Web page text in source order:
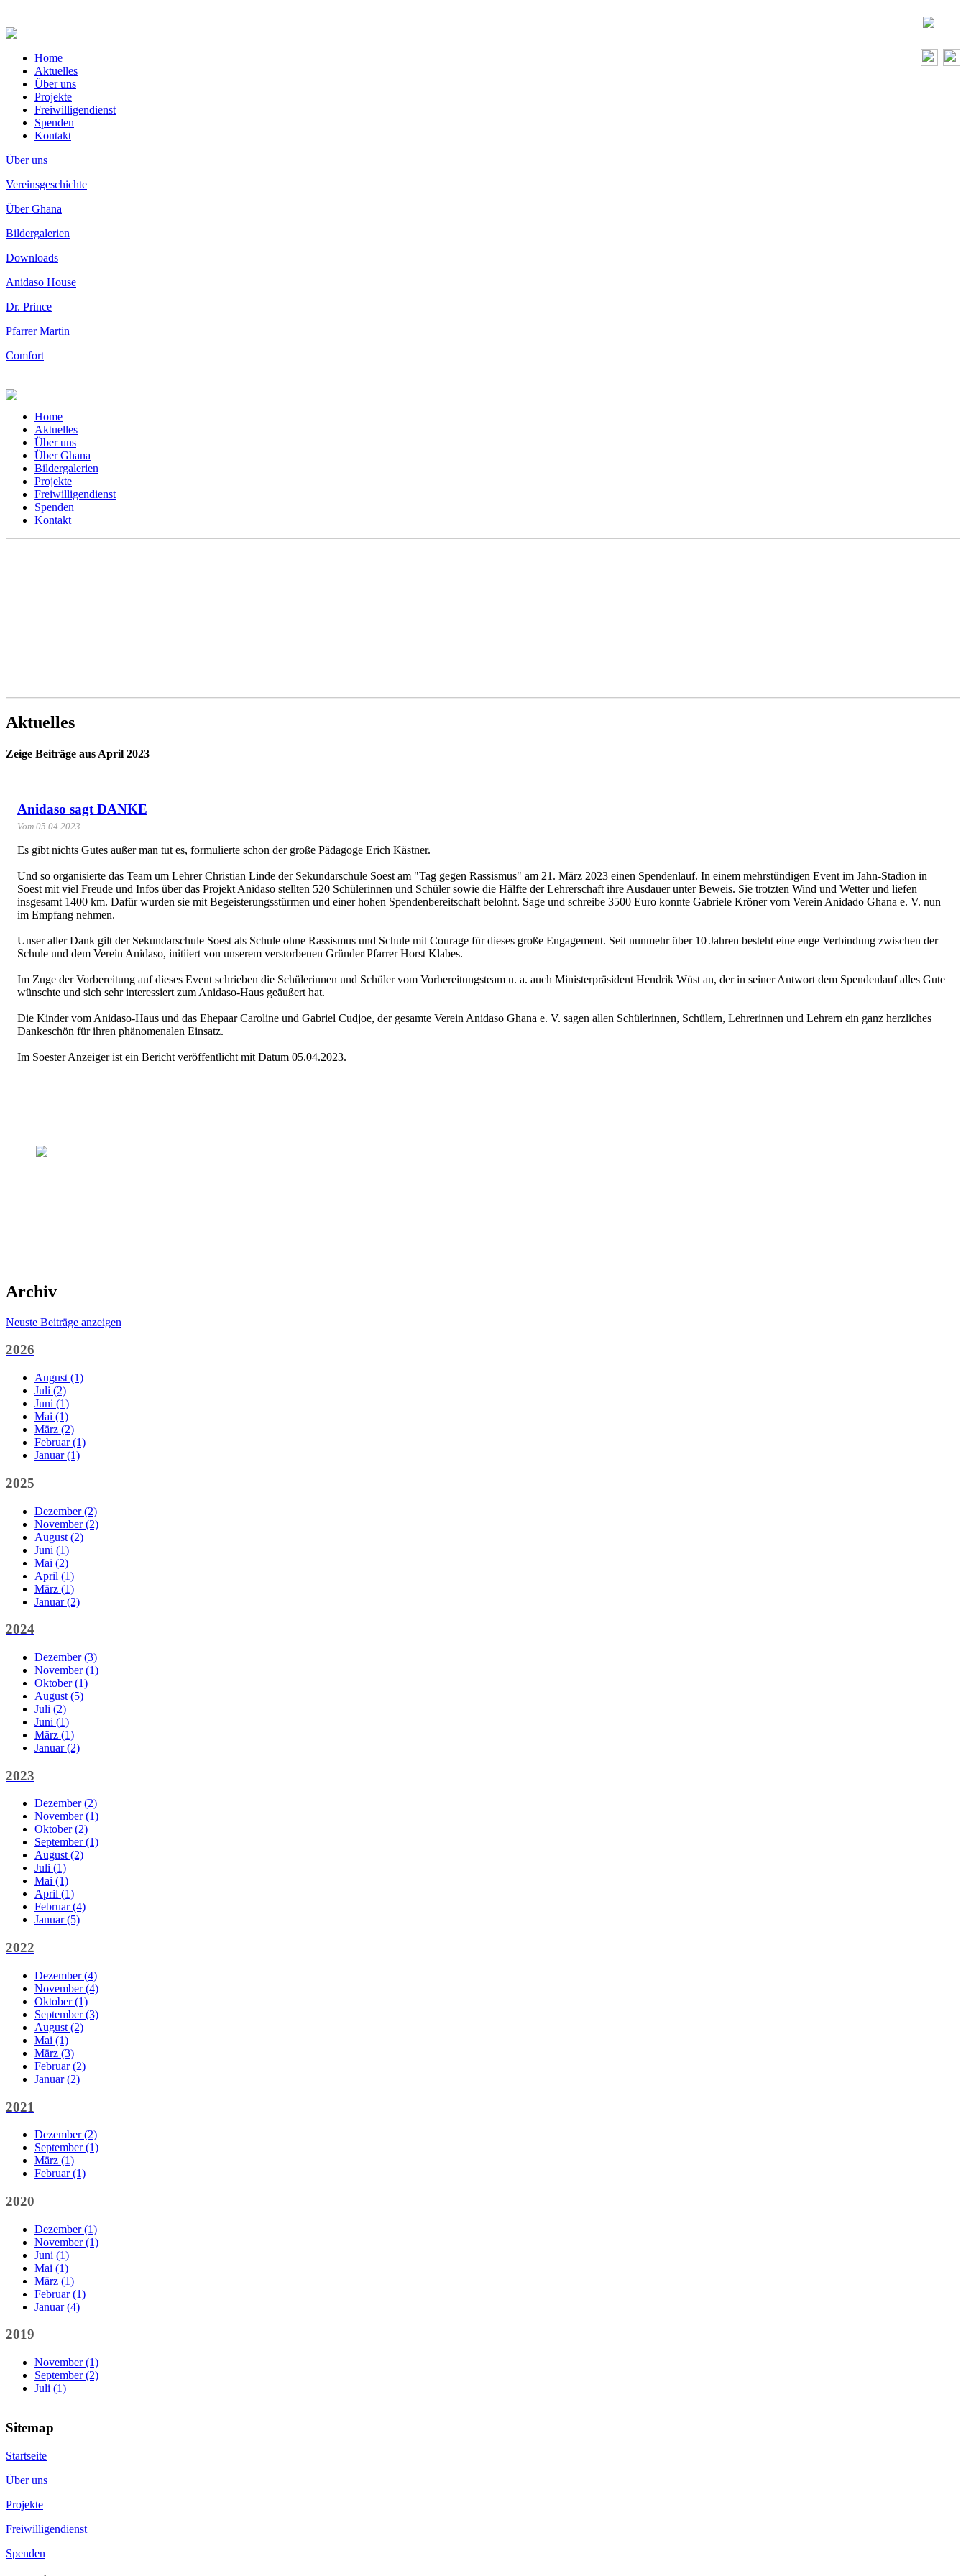
Home
Aktuelles
Über uns
Projekte
Freiwilligendienst
Spenden
Kontakt
Über uns
Vereinsgeschichte
Über Ghana
Bildergalerien
Downloads
Anidaso House
Dr. Prince
Pfarrer Martin
Comfort
Home
Aktuelles
Über uns
Über Ghana
Bildergalerien
Projekte
Freiwilligendienst
Spenden
Kontakt
Aktuelles
Zeige Beiträge aus April 2023
Anidaso sagt DANKE
Vom 05.04.2023
Es gibt nichts Gutes außer man tut es, formulierte schon der große Pädagoge Erich Kästner.
Und so organisierte das Team um Lehrer Christian Linde der Sekundarschule Soest am "Tag gegen Rassismus" am 21. März 2023 einen Spendenlauf. In einem mehrstündigen Event im Jahn-Stadion in
Soest mit viel Freude und Infos über das Projekt Anidaso stellten 520 Schülerinnen und Schüler sowie die Hälfte der Lehrerschaft ihre Ausdauer unter Beweis. Sie trotzten Wind und Wetter und liefen
insgesamt 1400 km. Dafür wurden sie mit Begeisterungsstürmen und einer hohen Spendenbereitschaft belohnt. Sage und schreibe 3500 Euro konnte Gabriele Kröner vom Verein Anidado Ghana e. V. nun
im Empfang nehmen.
Unser aller Dank gilt der Sekundarschule Soest als Schule ohne Rassismus und Schule mit Courage für dieses große Engagement. Seit nunmehr über 10 Jahren besteht eine enge Verbindung zwischen der
Schule und dem Verein Anidaso, initiiert von unserem verstorbenen Gründer Pfarrer Horst Klabes.
Im Zuge der Vorbereitung auf dieses Event schrieben die Schülerinnen und Schüler vom Vorbereitungsteam u. a. auch Ministerpräsident Hendrik Wüst an, der in seiner Antwort dem Spendenlauf alles Gute
wünschte und sich sehr interessiert zum Anidaso-Haus geäußert hat.
Die Kinder vom Anidaso-Haus und das Ehepaar Caroline und Gabriel Cudjoe, der gesamte Verein Anidaso Ghana e. V. sagen allen Schülerinnen, Schülern, Lehrerinnen und Lehrern ein ganz herzliches
Dankeschön für ihren phänomenalen Einsatz.
Im Soester Anzeiger ist ein Bericht veröffentlicht mit Datum 05.04.2023.
Archiv
Neuste Beiträge anzeigen
2026
August (1)
Juli (2)
Juni (1)
Mai (1)
März (2)
Februar (1)
Januar (1)
2025
Dezember (2)
November (2)
August (2)
Juni (1)
Mai (2)
April (1)
März (1)
Januar (2)
2024
Dezember (3)
November (1)
Oktober (1)
August (5)
Juli (2)
Juni (1)
März (1)
Januar (2)
2023
Dezember (2)
November (1)
Oktober (2)
September (1)
August (2)
Juli (1)
Mai (1)
April (1)
Februar (4)
Januar (5)
2022
Dezember (4)
November (4)
Oktober (1)
September (3)
August (2)
Mai (1)
März (3)
Februar (2)
Januar (2)
2021
Dezember (2)
September (1)
März (1)
Februar (1)
2020
Dezember (1)
November (1)
Juni (1)
Mai (1)
März (1)
Februar (1)
Januar (4)
2019
November (1)
September (2)
Juli (1)
Sitemap
Startseite
Über uns
Projekte
Freiwilligendienst
Spenden